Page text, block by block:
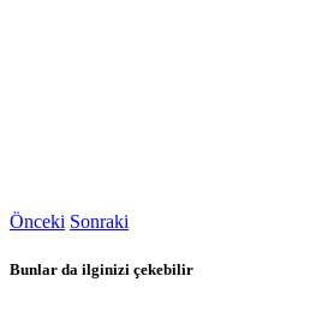
Önceki Sonraki
Bunlar da ilginizi çekebilir